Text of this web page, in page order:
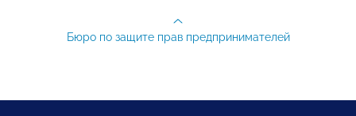
Бюро по защите прав предпринимателей